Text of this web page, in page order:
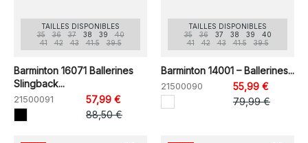
TAILLES DISPONIBLES
35
36 37 38 39
40
41
42 43 41.5 39.5
Barminton 16071 Ballerines
Slingback...
21500091
57,99 €
88,50 €
TAILLES DISPONIBLES
35
36 37 38 39
40
41
42 43 41.5 39.5
Barminton 14001 – Ballerines...
21500090
55,99 €
79,99 €